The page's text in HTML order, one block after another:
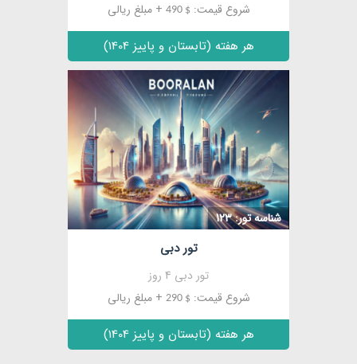
شروع قیمت: $ 490 + مبلغ ریالی
هر هفته (تابستان و پاییز 1404)
مشاهده
شناسه تور: 123
تور دبی
تور دبی 4 روز
شروع قیمت: $ 290 + مبلغ ریالی
هر هفته (تابستان و پاییز 1404)